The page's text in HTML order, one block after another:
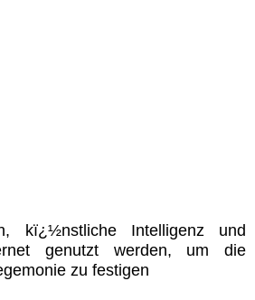
kï¿½nstliche Intelligenz und
genutzt werden, um die
zu festigen